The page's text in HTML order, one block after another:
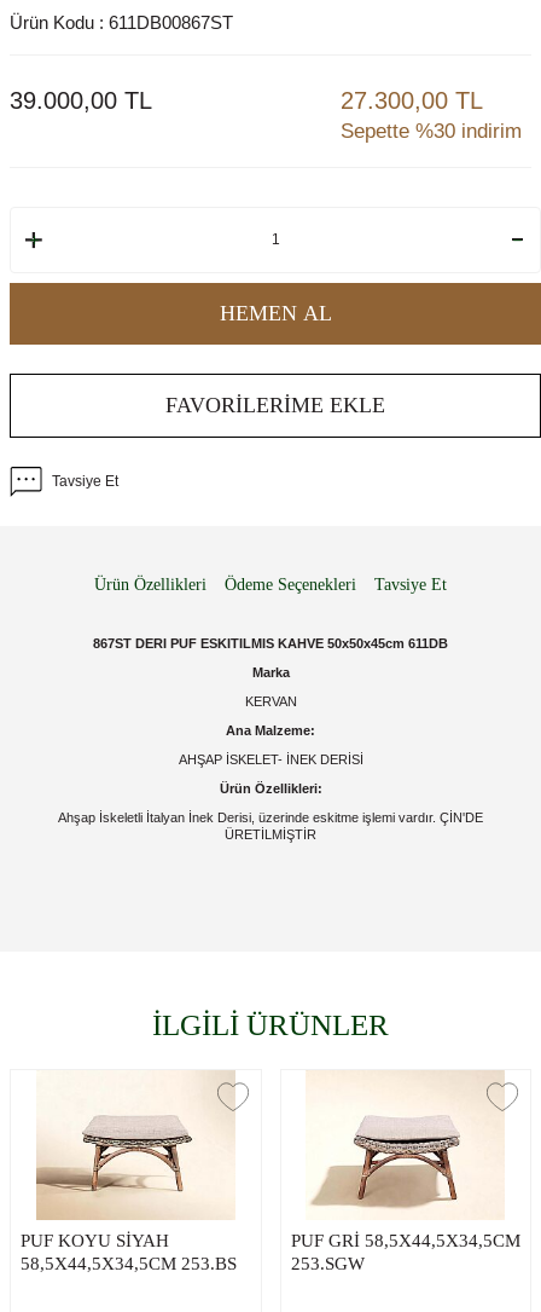
Ürün Kodu : 611DB00867ST
39.000,00 TL 27.300,00 TL
Sepette %30 indirim
HEMEN AL
FAVORILERIME EKLE
Tavsiye Et
Ürün Özellikleri Ödeme Seçenekleri Tavsiye Et
867ST DERI PUF ESKITILMIS KAHVE 50x50x45cm 611DB
Marka
KERVAN
Ana Malzeme:
AHŞAP İSKELET- İNEK DERİSİ
Ürün Özellikleri:
Ahşap İskeletli İtalyan İnek Derisi, üzerinde eskitme işlemi vardır. ÇİN'DE
ÜRETİLMİŞTİR
İLGİLİ ÜRÜNLER
PUF KOYU SİYAH
58,5X44,5X34,5CM 253.BS
PUF GRİ 58,5X44,5X34,5CM
253.SGW